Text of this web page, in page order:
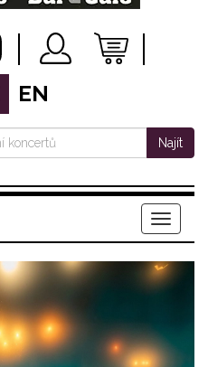
EN
Najít
Menu